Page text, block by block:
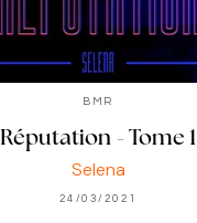
BMR
Réputation - Tome 1
Selena
24/03/2021